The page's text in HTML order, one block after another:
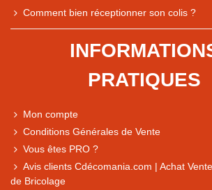
Comparaison des performances du
Comment bien réceptionner son colis ?
PRATIQUES
Mon compte
Conditions Générales de Vente
Vous êtes PRO ?
Avis clients Cdécomania.com | Achat
de Bricolage